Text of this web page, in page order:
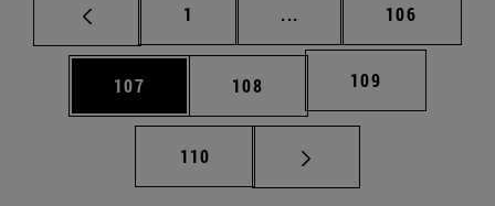
Página
1 ... Páginas intermedias
Página
106
Página
107 Página
108 Página
109
Página
110